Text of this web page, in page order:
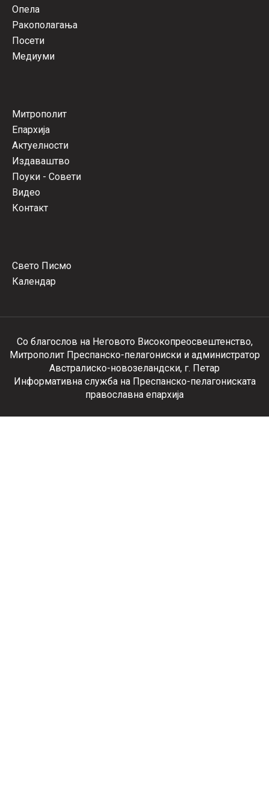
Опела
Ракополагања
Посети
Медиуми
Митрополит
Епархија
Актуелности
Издаваштво
Поуки - Совети
Видео
Контакт
Свето Писмо
Календар
Со благослов на Неговото Високопреосвештенство,
Митрополит Преспанско-пелагониски и администратор
Австралиско-новозеландски, г. Петар
Информативна служба на Преспанско-пелагониската
православна епархија